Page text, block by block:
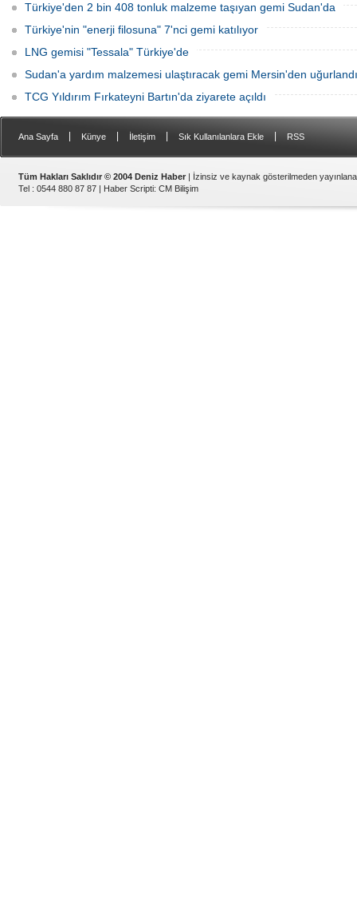
Türkiye'den 2 bin 408 tonluk malzeme taşıyan gemi Sudan'da
Türkiye'nin "enerji filosuna" 7'nci gemi katılıyor
LNG gemisi "Tessala" Türkiye'de
Sudan'a yardım malzemesi ulaştıracak gemi Mersin'den uğurlandı
TCG Yıldırım Fırkateyni Bartın'da ziyarete açıldı
Ana Sayfa Künye İletişim Sık Kullanılanlara Ekle RSS
Tüm Hakları Saklıdır © 2004 Deniz Haber | İzinsiz ve kaynak gösterilmeden
Tel : 0544 880 87 87 | Haber Scripti: CM Bilişim